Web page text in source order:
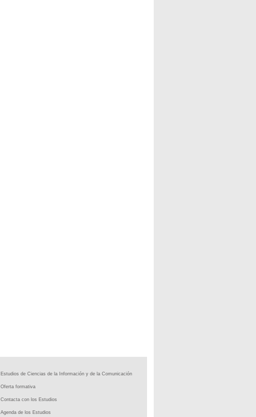
Estudios de Ciencias de la Información y de la Comunicación
Oferta formativa
Contacta con los Estudios
Agenda de los Estudios